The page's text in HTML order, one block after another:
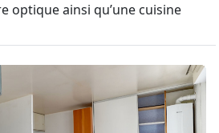
optique ainsi qu’une cuisine